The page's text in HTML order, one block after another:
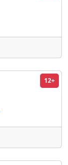
12+